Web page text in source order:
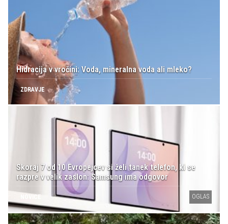
Hidracija v vročini: Voda, mineralna voda ali mleko?
ZDRAVJE
Skoraj 7 od 10 Evropejcev si želi tanek telefon, ki se
razpre v velik zaslon: Samsung ima odgovor
NOVICE OGLAS